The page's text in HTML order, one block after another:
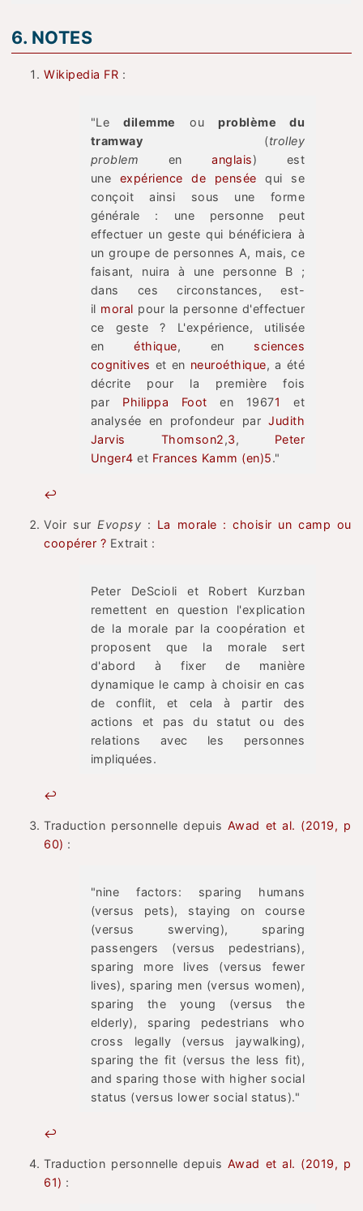
6. NOTES
Wikipedia FR :
"Ledilemme ouproblème du
tramway (trolley
problem enanglais) est
une expérience de pensée qui se
conçoit ainsi sous une forme
générale : une personne peut
effectuer un geste qui bénéficiera à
un groupe de personnes A, mais, ce
faisant, nuira à une personne B ;
dans ces circonstances, est-
il moral pour la personne d'effectuer
ce geste ? L'expérience, utilisée
enéthique, en sciences
cognitives et en neuroéthique, a été
décrite pour la première fois
par Philippa Foot en 19671
et
analysée en profondeur parJudith
Jarvis Thomson2,3, Peter
Unger4 et Frances Kamm (en)5."
↩
Voir surEvopsy : La morale : choisir un camp ou
coopérer ? Extrait :
Peter DeScioli et Robert Kurzban
remettent en question l'explication
de la morale par la coopération et
proposent que la morale sert
d'abord à fixer de manière
dynamique le camp à choisir en cas
de conflit, et cela à partir des
actions et pas du statut ou des
relations avec les personnes
impliquées.
↩
Traduction personnelle depuis Awad et al. (2019, p
60) :
"nine factors: sparing humans
(versus pets), staying on course
(versus swerving), sparing
passengers (versus pedestrians),
sparing more lives (versus fewer
lives), sparing men (versus women),
sparing the young (versus the
elderly), sparing pedestrians who
cross legally (versus jaywalking),
sparing the fit (versus the less fit),
and sparing those with higher social
status (versus lower social status)."
↩
Traduction personnelle depuis Awad et al. (2019, p
61) :